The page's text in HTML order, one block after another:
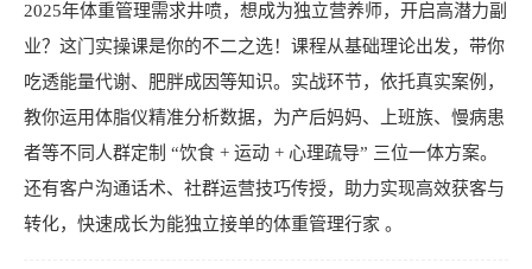
2025年体重管理需求井喷，想成为独立营养师，开启高潜力副
业？这门实操课是你的不二之选！课程从基础理论出发，带你
吃透能量代谢、肥胖成因等知识。实战环节，依托真实案例，
教你运用体脂仪精准分析数据，为产后妈妈、上班族、慢病患
者等不同人群定制 “饮食 + 运动 + 心理疏导” 三位一体方案。
还有客户沟通话术、社群运营技巧传授，助力实现高效获客与
转化，快速成长为能独立接单的体重管理行家 。